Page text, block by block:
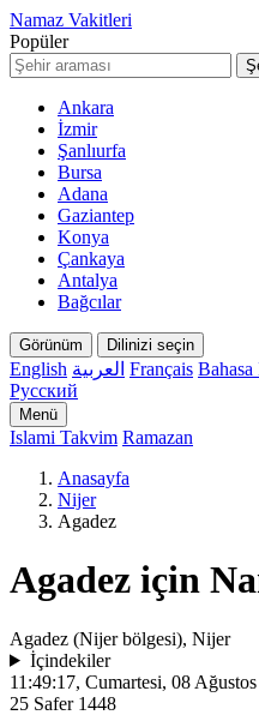
Namaz Vakitleri
Popüler
Ankara
İzmir
Şanlıurfa
Bursa
Adana
Gaziantep
Konya
Çankaya
Antalya
Bağcılar
Görünüm Dilinizi seçin
English العربية Français Bahasa
Русский
Menü
Islami Takvim Ramazan
Anasayfa
Nijer
Agadez
Agadez için
Agadez (Nijer bölgesi), Nijer
İçindekiler
11:49:17, Cumartesi, 08 Ağustos
25 Safer 1448